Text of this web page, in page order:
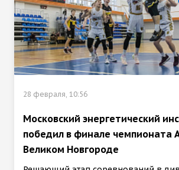
28 февраля, 10:56
Московский энергетический
победил в финале чемпионата
Великом Новгороде